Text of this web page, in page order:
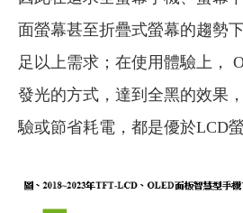
面螢幕甚至折疊式螢幕的趨勢
足以上需求；在使用體驗上，
發光的方式，達到全黑的效果
驗或節省耗電，都是優於LCD螢